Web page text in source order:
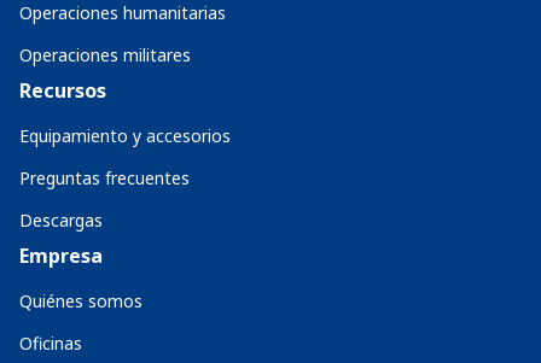
Operaciones humanitarias
Operaciones militares
Recursos
Equipamiento y accesorios
Preguntas frecuentes
Descargas
Empresa
Quiénes somos
Oficinas